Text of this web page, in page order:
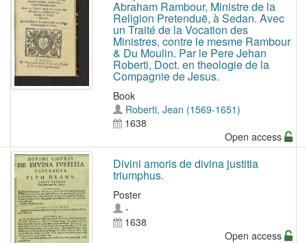
Abraham Rambour, Ministre de la
Religion Pretenduë, à Sedan. Avec
un Traité de la Vocation des
Ministres, contre le mesme Rambour
& Du Moulin. Par le Pere Jehan
Roberti, Doct. en theologie de la
Compagnie de Jesus.
Book
Roberti, Jean (1569-1651)
1638
Open access
Divini amoris de divina justitia
triumphus.
Poster
-
1638
Open access